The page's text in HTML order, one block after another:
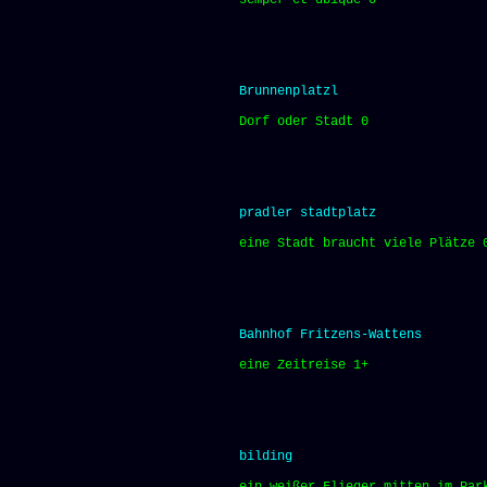
Brunnenplatzl
Dorf oder Stadt 0
pradler stadtplatz
eine Stadt braucht viele Plätze
Bahnhof Fritzens-Wattens
eine Zeitreise 1+
bilding